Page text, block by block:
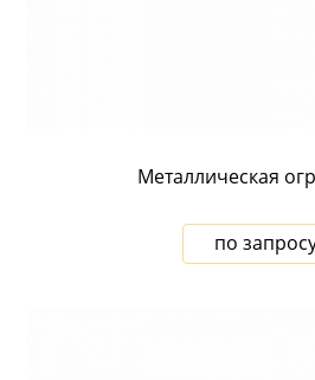
Металлическая
по